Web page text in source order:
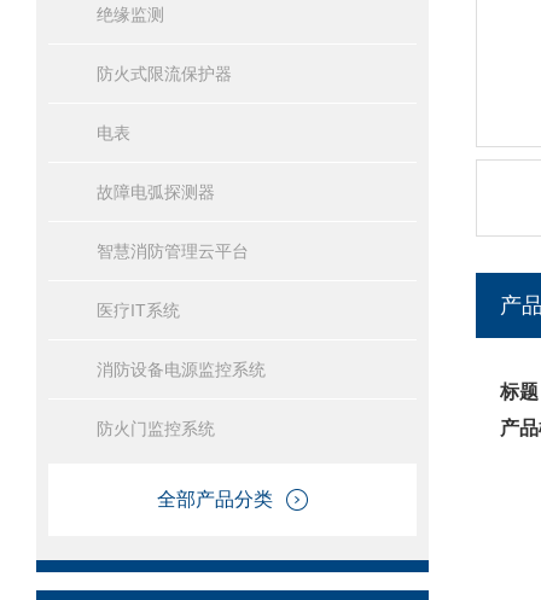
绝缘监测
防火式限流保护器
电表
故障电弧探测器
智慧消防管理云平台
医疗IT系统
消防设备电源监控系统
防火门监控系统
全部产品分类
产
标
产